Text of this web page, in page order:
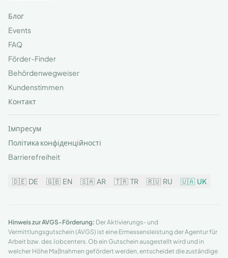
Блог
Events
FAQ
Förder-Finder
Behördenwegweiser
Kundenstimmen
Контакт
Імпресум
Політика конфіденційності
Barrierefreiheit
🇩🇪 DE 🇬🇧 EN 🇸🇦 AR 🇹🇷 TR 🇷🇺 RU 🇺🇦 UK
Hinweis zur AVGS-Förderung: Der Aktivierungs- und
Vermittlungsgutschein (AVGS) ist eine Ermessensleistung der Agentur für
Arbeit bzw. des Jobcenters. Ob ein Gutschein ausgestellt wird und in
welcher Höhe Maßnahmen gefördert werden, entscheidet die zuständige